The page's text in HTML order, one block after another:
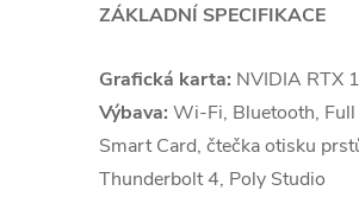
ZÁKLADNÍ SPECIFIKACE
Grafická karta: NVIDIA RTX
Výbava: Wi-Fi, Bluetooth,
Smart Card, čtečka otisku
Thunderbolt 4, Poly Studio